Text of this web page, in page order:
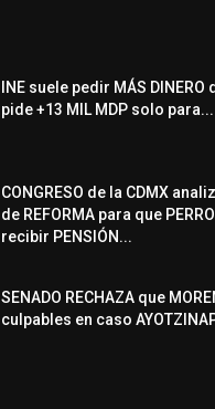
INE suele pedir MÁS DINERO
pide +13 MIL MDP solo para...
CONGRESO de la CDMX
de REFORMA para que
recibir PENSIÓN...
SENADO RECHAZA que
culpables en caso